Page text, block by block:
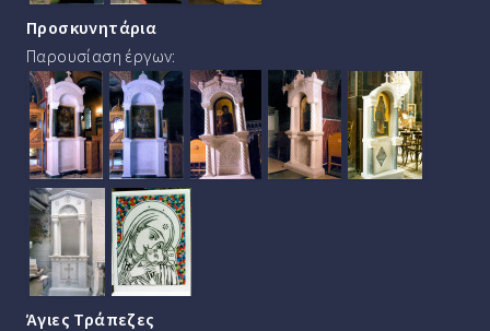
Προσκυνητάρια
Παρουσίαση έργων:
Άγιες Τράπεζες